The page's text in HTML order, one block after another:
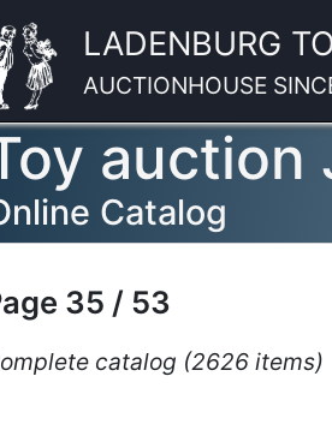
LADENBURG
AUCTIONHOUSE
auction
Catalog
35 / 53
catalog (2626 items)